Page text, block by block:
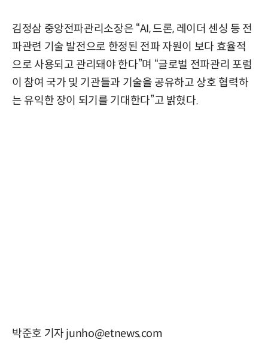
김정삼 중앙전파관리소장은 “AI, 드론, 레이더 센싱 등 전
파관련 기술 발전으로 한정된 전파 자원이 보다 효율적
으로 사용되고 관리돼야 한다”며 “글로벌 전파관리 포럼
이 참여 국가 및 기관들과 기술을 공유하고 상호 협력하
는 유익한 장이 되기를 기대한다”고 밝혔다.
박준호 기자 junho@etnews.com